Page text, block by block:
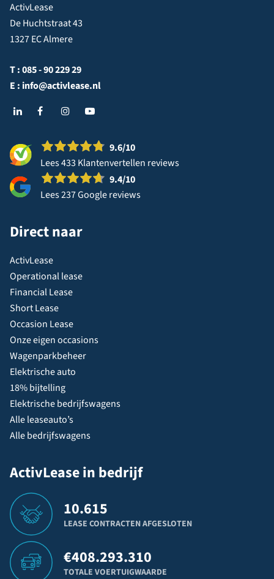
ActivLease
De Huchtstraat 43
1327 EC Almere
T :085 - 90 229 29
E : info@activlease.nl
9.6/10
Lees 433 Klantenvertellen reviews
9.4/10
Lees 237 Google reviews
Direct naar
ActivLease
Operational lease
Financial Lease
Short Lease
Occasion Lease
Onze eigen occasions
Wagenparkbeheer
Elektrische auto
18% bijtelling
Elektrische bedrijfswagens
Alle leaseauto’s
Alle bedrijfswagens
ActivLease in bedrijf
10.615
LEASE CONTRACTEN AFGESLOTEN
€408.293.310
TOTALE VOERTUIGWAARDE